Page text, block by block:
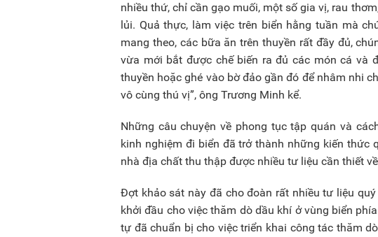
nhiều thứ, chỉ cần gạo muối, một số gia vị, rau
lủi. Quả thực, làm việc trên biển hằng tuần mà
mang theo, các bữa ăn trên thuyền rất đầy đủ,
vừa mới bắt được chế biến ra đủ các món cá và
thuyền hoặc ghé vào bờ đảo gần đó để nhâm nhi
vô cùng thú vị”, ông Trương Minh kể.
Những câu chuyện về phong tục tập quán và
kinh nghiệm đi biển đã trở thành những kiến thức
nhà địa chất thu thập được nhiều tư liệu cần thiết
Đợt khảo sát này đã cho đoàn rất nhiều tư liệu
khởi đầu cho việc thăm dò dầu khí ở vùng biển
tự đã chuẩn bị cho việc triển khai công tác thăm